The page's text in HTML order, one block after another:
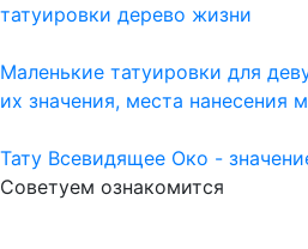
татуировки дерево жизни
Маленькие татуировки для
их значения, места нанесения
Тату Всевидящее Око -
Советуем ознакомится